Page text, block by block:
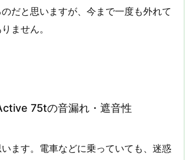
だと思いますが、今まで一度も外れて
ません。
75tの音漏れ・遮音性
ます。電車などに乗っていても、迷惑